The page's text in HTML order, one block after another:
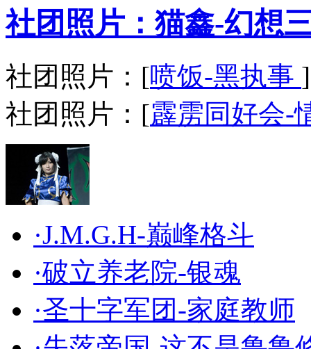
社团照片：猫鑫-幻想
社团照片：[喷饭-黑执事 ]
社团照片：[霹雳同好会-
·J.M.G.H-巅峰格斗
·破立养老院-银魂
·圣十字军团-家庭教师